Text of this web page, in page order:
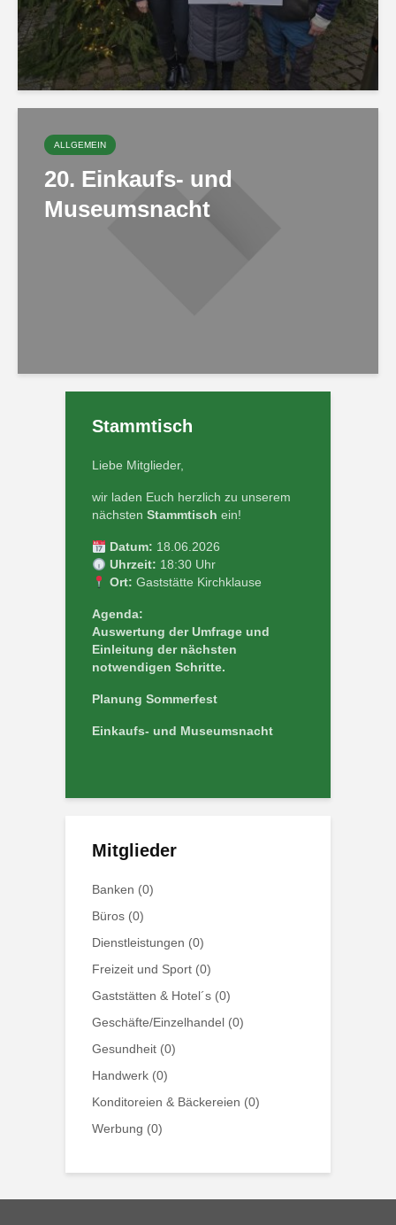
ALLGEMEIN
20. Einkaufs- und
Museumsnacht
Stammtisch
Liebe Mitglieder,
wir laden Euch herzlich zu unserem
nächsten Stammtisch ein!
Datum: 18.06.2026
Uhrzeit: 18:30 Uhr
Ort: Gaststätte Kirchklause
Agenda:
Auswertung der Umfrage und
Einleitung der nächsten
notwendigen Schritte.
Planung Sommerfest
Einkaufs- und Museumsnacht
Mitglieder
Banken (0)
Büros (0)
Dienstleistungen (0)
Freizeit und Sport (0)
Gaststätten & Hotel´s (0)
Geschäfte/Einzelhandel (0)
Gesundheit (0)
Handwerk (0)
Konditoreien & Bäckereien (0)
Werbung (0)